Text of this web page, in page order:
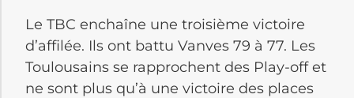
Le TBC enchaîne une troisième victoire
d’affilée. Ils ont battu Vanves 79 à 77. Les
Toulousains se rapprochent des Play-off et
ne sont plus qu’à une victoire des places